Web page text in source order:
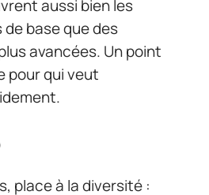
aussi bien les
base que des
avancées. Un point
pour qui veut
place à la diversité :